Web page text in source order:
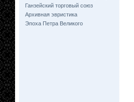
Ганзейский торговый союз
Архивная эвристика
Эпоха Петра Великого